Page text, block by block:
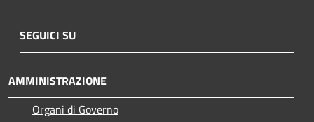
SEGUICI SU
AMMINISTRAZIONE
Organi di Governo